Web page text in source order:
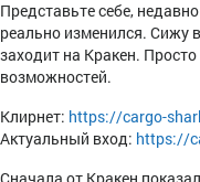
Представьте себе,
реально изменился. Сижу
заходит на Кракен.
возможностей.
Клирнет: https://cargo-
Актуальный вход: https://